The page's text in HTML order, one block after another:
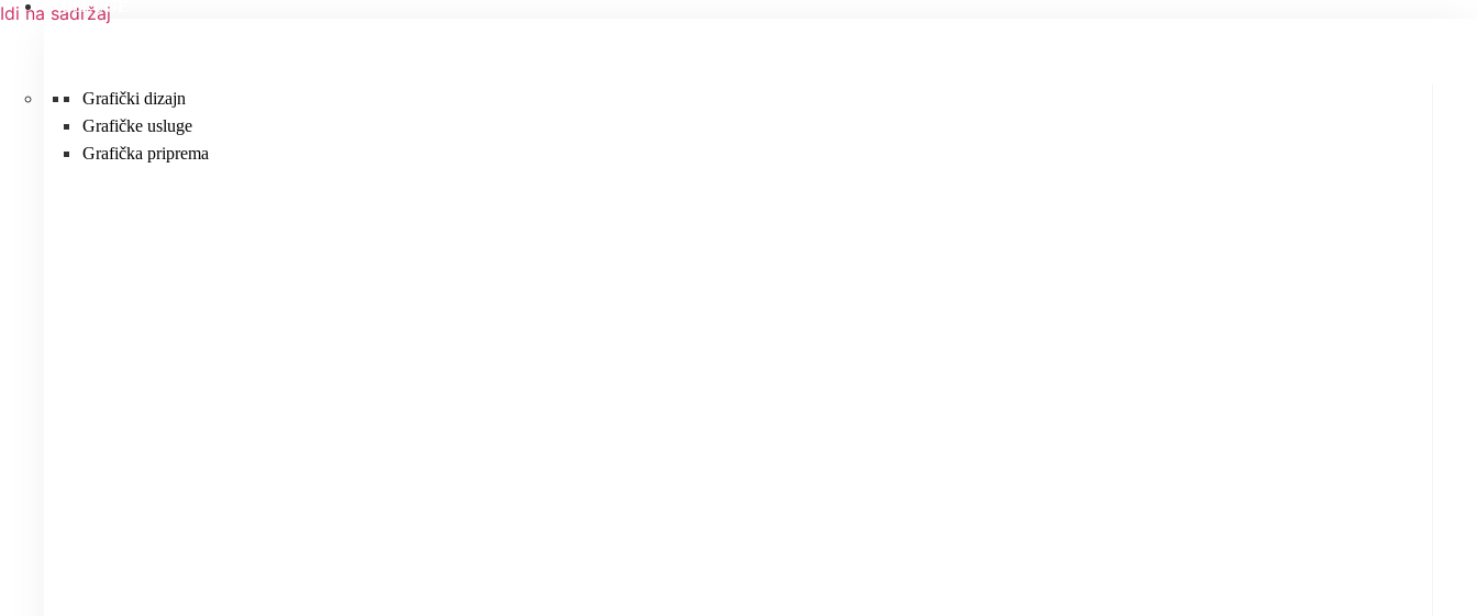
Idi na sadržaj
USLUGE
Grafički dizajn
Grafičke usluge
Grafička priprema